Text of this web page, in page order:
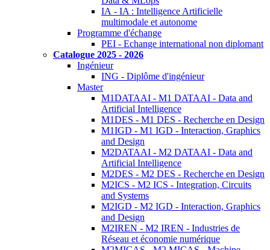
IA - IA : Intelligence Artificielle
multimodale et autonome
Programme d'échange
PEI - Echange international non diplomant
Catalogue 2025 - 2026
Ingénieur
ING - Diplôme d'ingénieur
Master
M1DATAAI - M1 DATAAI - Data and
Artificial Intelligence
M1DES - M1 DES - Recherche en Design
M1IGD - M1 IGD - Interaction, Graphics
and Design
M2DATAAI - M2 DATAAI - Data and
Artificial Intelligence
M2DES - M2 DES - Recherche en Design
M2ICS - M2 ICS - Integration, Circuits
and Systems
M2IGD - M2 IGD - Interaction, Graphics
and Design
M2IREN - M2 IREN - Industries de
Réseau et économie numérique